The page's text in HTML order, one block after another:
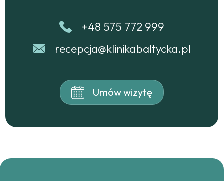
+48 575 772 999
recepcja@klinikabaltycka.pl
Umów wizytę